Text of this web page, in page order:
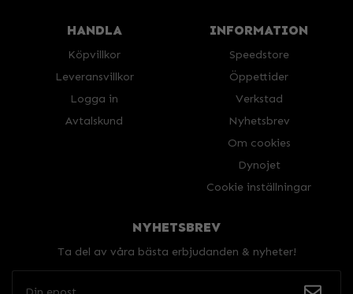
HANDLA
Köpvillkor
Leveransvillkor
Logga in
Avtalskund
INFORMATION
Speedstore
Öppettider
Verkstad
Nyhetsbrev
Om cookies
Dynojet
Cookie inställningar
NYHETSBREV
Ta del av våra bästa erbjudanden & nyheter!